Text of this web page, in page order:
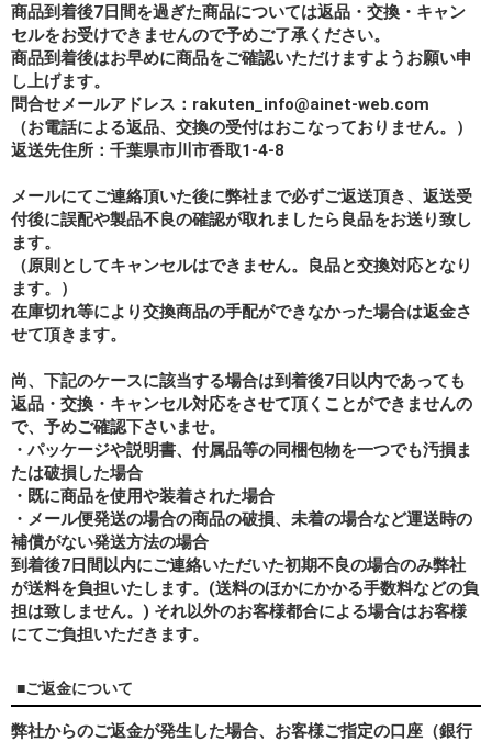
商品到着後7日間を過ぎた商品については返品・交換・キャン
セルをお受けできませんので予めご了承ください。
商品到着後はお早めに商品をご確認いただけますようお願い申
し上げます。
問合せメールアドレス：rakuten_info@ainet-web.com
（お電話による返品、交換の受付はおこなっておりません。）
返送先住所：千葉県市川市香取1-4-8
メールにてご連絡頂いた後に弊社まで必ずご返送頂き、返送受
付後に誤配や製品不良の確認が取れましたら良品をお送り致し
ます。
（原則としてキャンセルはできません。良品と交換対応となり
ます。）
在庫切れ等により交換商品の手配ができなかった場合は返金さ
せて頂きます。
尚、下記のケースに該当する場合は到着後7日以内であっても
返品・交換・キャンセル対応をさせて頂くことができませんの
で、予めご確認下さいませ。
・パッケージや説明書、付属品等の同梱包物を一つでも汚損ま
たは破損した場合
・既に商品を使用や装着された場合
・メール便発送の場合の商品の破損、未着の場合など運送時の
補償がない発送方法の場合
到着後7日間以内にご連絡いただいた初期不良の場合のみ弊社
が送料を負担いたします。(送料のほかにかかる手数料などの負
担は致しません。) それ以外のお客様都合による場合はお客様
にてご負担いただきます。
■ご返金について
弊社からのご返金が発生した場合、お客様ご指定の口座（銀行